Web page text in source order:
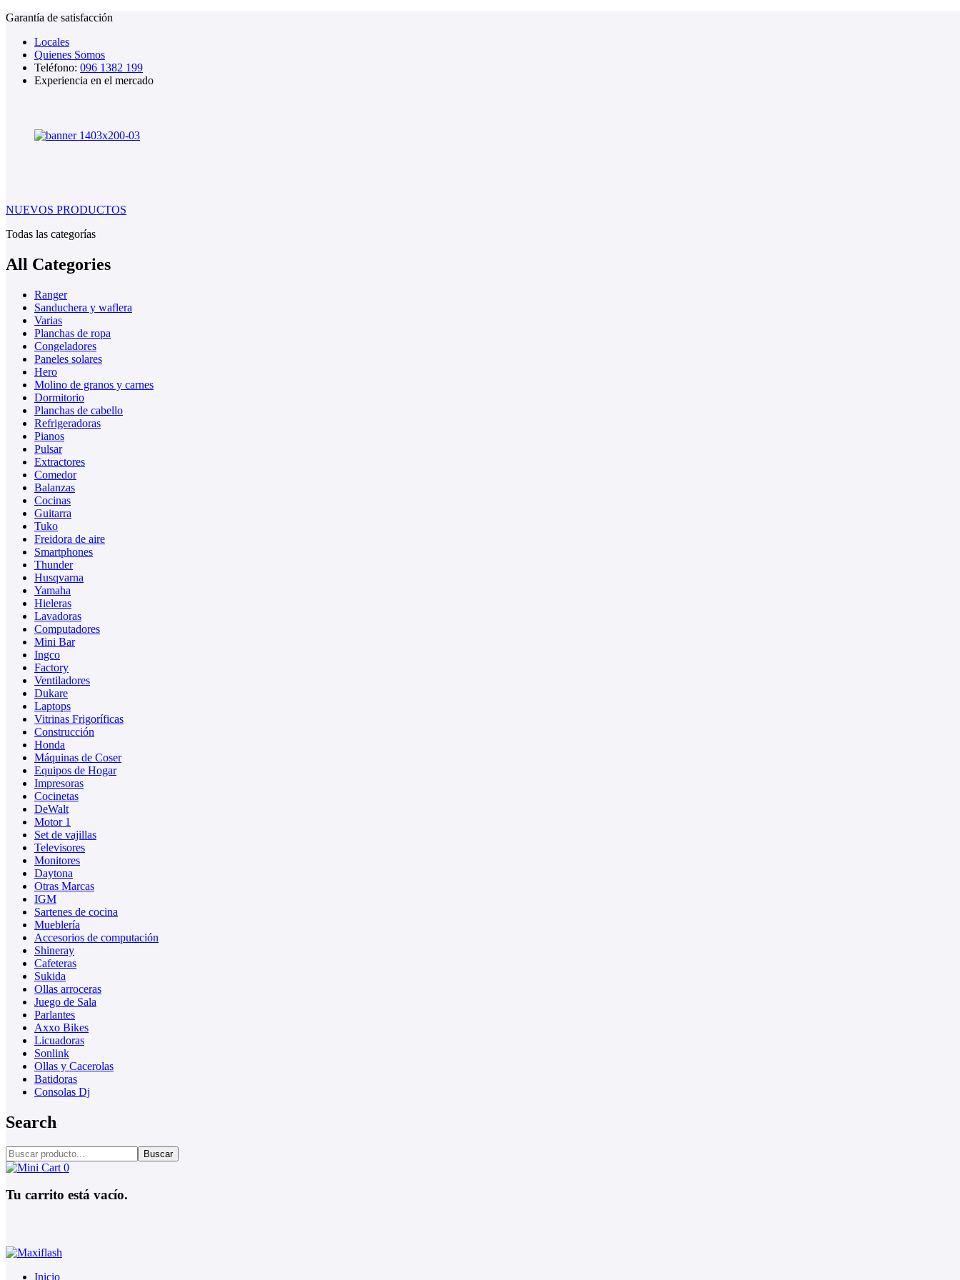
Garantía de satisfacción
Locales
Quienes Somos
Teléfono: 096 1382 199
Experiencia en el mercado
NUEVOS PRODUCTOS
Todas las categorías
All Categories
Ranger
Sanduchera y waflera
Varias
Planchas de ropa
Congeladores
Paneles solares
Hero
Molino de granos y carnes
Dormitorio
Planchas de cabello
Refrigeradoras
Pianos
Pulsar
Extractores
Comedor
Balanzas
Cocinas
Guitarra
Tuko
Freidora de aire
Smartphones
Thunder
Husqvarna
Yamaha
Hieleras
Lavadoras
Computadores
Mini Bar
Ingco
Factory
Ventiladores
Dukare
Laptops
Vitrinas Frigoríficas
Construcción
Honda
Máquinas de Coser
Equipos de Hogar
Impresoras
Cocinetas
DeWalt
Motor 1
Set de vajillas
Televisores
Monitores
Daytona
Otras Marcas
IGM
Sartenes de cocina
Mueblería
Accesorios de computación
Shineray
Cafeteras
Sukida
Ollas arroceras
Juego de Sala
Parlantes
Axxo Bikes
Licuadoras
Sonlink
Ollas y Cacerolas
Batidoras
Consolas Dj
Search
Buscar
0
Tu carrito está vacío.
Inicio